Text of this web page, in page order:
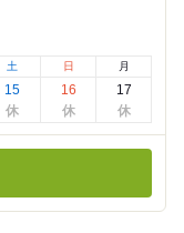
土
15
日
16
月
17